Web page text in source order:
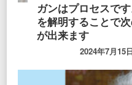
ガンはプロセスで
を解明することで
が出来ます
2024年7月15